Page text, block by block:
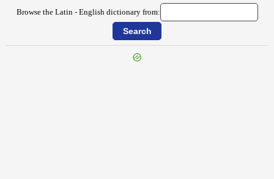
Browse the Latin - English dictionary from: